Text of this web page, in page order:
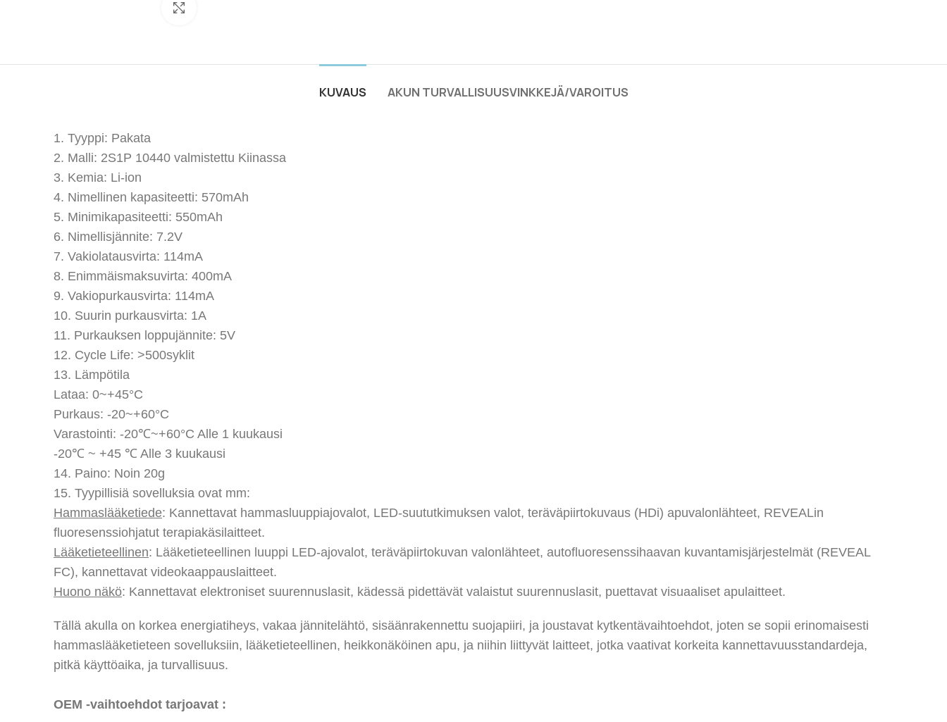
KUVAUS AKUN TURVALLISUUSVINKKEJÄ/VAROITUS
1. Tyyppi: Pakata
2. Malli: 2S1P 10440 valmistettu Kiinassa
3. Kemia: Li-ion
4. Nimellinen kapasiteetti: 570mAh
5. Minimikapasiteetti: 550mAh
6. Nimellisjännite: 7.2V
7. Vakiolatausvirta: 114mA
8. Enimmäismaksuvirta: 400mA
9. Vakiopurkausvirta: 114mA
10. Suurin purkausvirta: 1A
11. Purkauksen loppujännite: 5V
12. Cycle Life: >500syklit
13. Lämpötila
Lataa: 0~+45°C
Purkaus: -20~+60°C
Varastointi: -20℃~+60°C Alle 1 kuukausi
-20℃ ~ +45 ℃ Alle 3 kuukausi
14. Paino: Noin 20g
15. Tyypillisiä sovelluksia ovat mm:
Hammaslääketiede: Kannettavat hammasluuppiajovalot, LED-suututkimuksen valot, teräväpiirtokuvaus (HDi) apuvalonlähteet, REVEALin
fluoresenssiohjatut terapiakäsilaitteet.
Lääketieteellinen: Lääketieteellinen luuppi LED-ajovalot, teräväpiirtokuvan valonlähteet, autofluoresenssihaavan kuvantamisjärjestelmät (REVEAL
FC), kannettavat videokaappauslaitteet.
Huono näkö: Kannettavat elektroniset suurennuslasit, kädessä pidettävät valaistut suurennuslasit, puettavat visuaaliset apulaitteet.
Tällä akulla on korkea energiatiheys, vakaa jännitelähtö, sisäänrakennettu suojapiiri, ja joustavat kytkentävaihtoehdot, joten se sopii erinomaisesti
hammaslääketieteen sovelluksiin, lääketieteellinen, heikkonäköinen apu, ja niihin liittyvät laitteet, jotka vaativat korkeita kannettavuusstandardeja,
pitkä käyttöaika, ja turvallisuus.
OEM -vaihtoehdot tarjoavat :